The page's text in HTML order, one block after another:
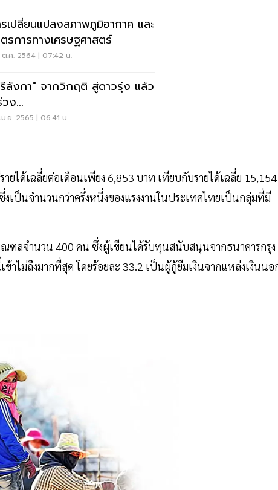
เปลี่ยนแปลงสภาพภูมิอากาศ และ
รการทางเศรษฐศาสตร์
.ค. 2564 | 07:42 น.
ลังกา" จากวิกฤติ สู่ดาวรุ่ง แล้ว
ง...
ม.ย. 2565 | 06:41 น.
ได้เฉลี่ยต่อเดือนเพียง 6,853 บาท เทียบกับรายได้เฉลี่ย 15,154
เป็นจำนวนกว่าครึ่งหนึ่งของแรงงานในประเทศไทยเป็นกลุ่มที่มี
ณฑลจำนวน 400 คน ซึ่งผู้เขียนได้รับทุนสนับสนุนจากธนาคารกรุง
าไม่ถึงมากที่สุด โดยร้อยละ 33.2 เป็นผู้กู้ยืมเงินจากแหล่งเงินนอ